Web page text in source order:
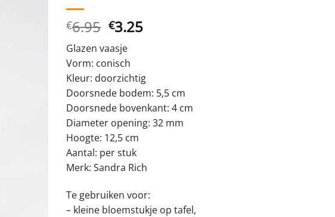
€6.95 Oorspronkelijke
prijs
was:
€6.95.
€3.25Huidige
Glazen vaasje
Vorm: conisch
Kleur: doorzichtig
Doorsnede bodem: 5,5 cm
Doorsnede bovenkant: 4 cm
Diameter opening: 32 mm
Hoogte: 12,5 cm
Aantal: per stuk
Merk: Sandra Rich
Te gebruiken voor:
– kleine bloemstukje op tafel,